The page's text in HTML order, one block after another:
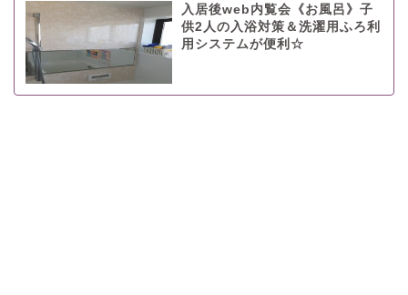
入居後web内覧会《お風呂》子
供2人の入浴対策＆洗濯用ふろ利
用システムが便利☆